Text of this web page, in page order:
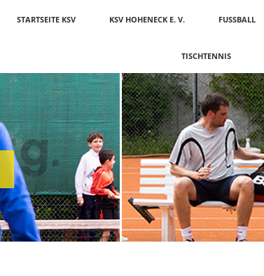
überspringen
STARTSEITE KSV KSV HOHENECK E. V. FUSSBALL
TISCHTENNIS